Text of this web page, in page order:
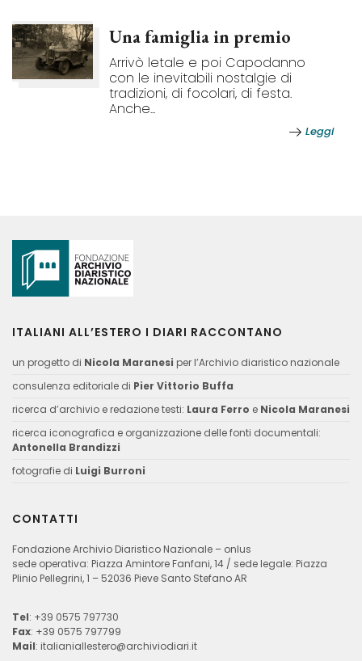
Una famiglia in premio
Arrivò letale e poi Capodanno
con le inevitabili nostalgie di
tradizioni, di focolari, di festa.
Anche...
Leggi
ITALIANI ALL’ESTERO I DIARI RACCONTANO
un progetto di Nicola Maranesi per l’Archivio diaristico nazionale
consulenza editoriale di Pier Vittorio Buffa
ricerca d’archivio e redazione testi: Laura Ferro e Nicola Maranesi
ricerca iconografica e organizzazione delle fonti documentali:
Antonella Brandizzi
fotografie di Luigi Burroni
CONTATTI
Fondazione Archivio Diaristico Nazionale – onlus
sede operativa: Piazza Amintore Fanfani, 14 / sede legale: Piazza
Plinio Pellegrini, 1 – 52036 Pieve Santo Stefano AR
Tel: +39 0575 797730
Fax: +39 0575 797799
Mail: italianiallestero@archiviodiari.it